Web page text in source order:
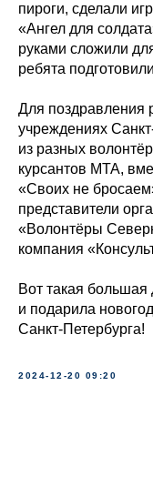
пироги, сделали
«Ангел для
руками сложили
ребята
Для поздравления
учреждениях
из разных
курсантов МТА,
«Своих не
представители
«Волонтёры
компания
Вот такая большая
и подарила
Санкт-Петербурга!
2024-12-20 09:20